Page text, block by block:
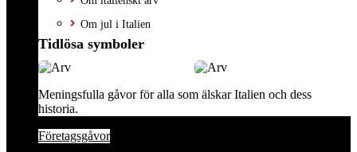
Om jul i Italien
Tidlösa symboler
Meningsfulla gåvor för alla som älskar Italien och dess
historia.
Företagsgåvor